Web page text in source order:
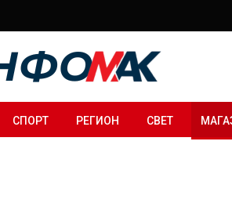
СПОРТ РЕГИОН СВЕТ